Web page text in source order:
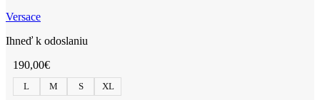
Versace
Ihneď k odoslaniu
190,00€
L M S XL